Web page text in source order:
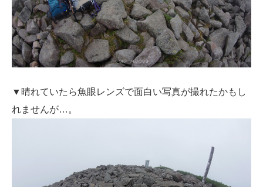
▼晴れていたら魚眼レンズで面白い写真が撮れたかもし
れませんが…。